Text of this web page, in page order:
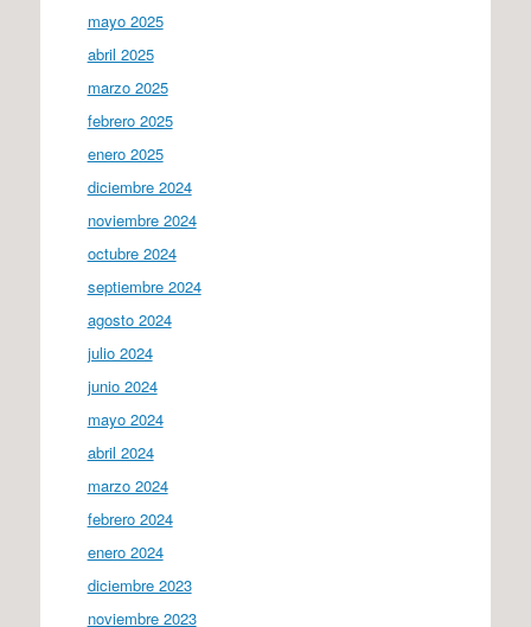
mayo 2025
abril 2025
marzo 2025
febrero 2025
enero 2025
diciembre 2024
noviembre 2024
octubre 2024
septiembre 2024
agosto 2024
julio 2024
junio 2024
mayo 2024
abril 2024
marzo 2024
febrero 2024
enero 2024
diciembre 2023
noviembre 2023